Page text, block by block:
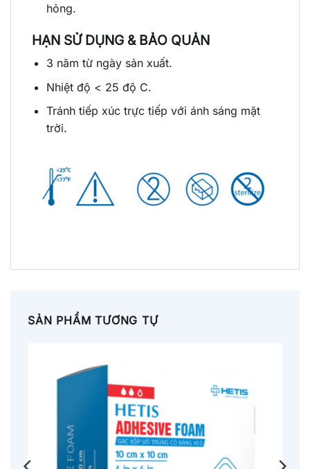
hỏng.
HẠN SỬ DỤNG & BẢO QUẢN
3 năm từ ngày sản xuất.
Nhiệt độ < 25 độ C.
Tránh tiếp xúc trực tiếp với ánh sáng mặt
trời.
SẢN PHẨM TƯƠNG TỰ